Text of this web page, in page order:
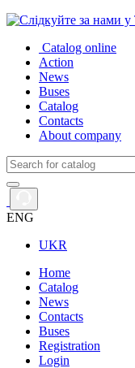
Catalog online
Action
News
Buses
Catalog
Contacts
About company
ENG
UKR
Home
Catalog
News
Contacts
Buses
Registration
Login